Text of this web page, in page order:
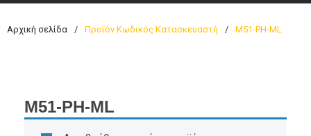
Αρχική σελίδα / Προϊόν Κωδικός Κατασκευαστή / M51-PH-ML
M51-PH-ML